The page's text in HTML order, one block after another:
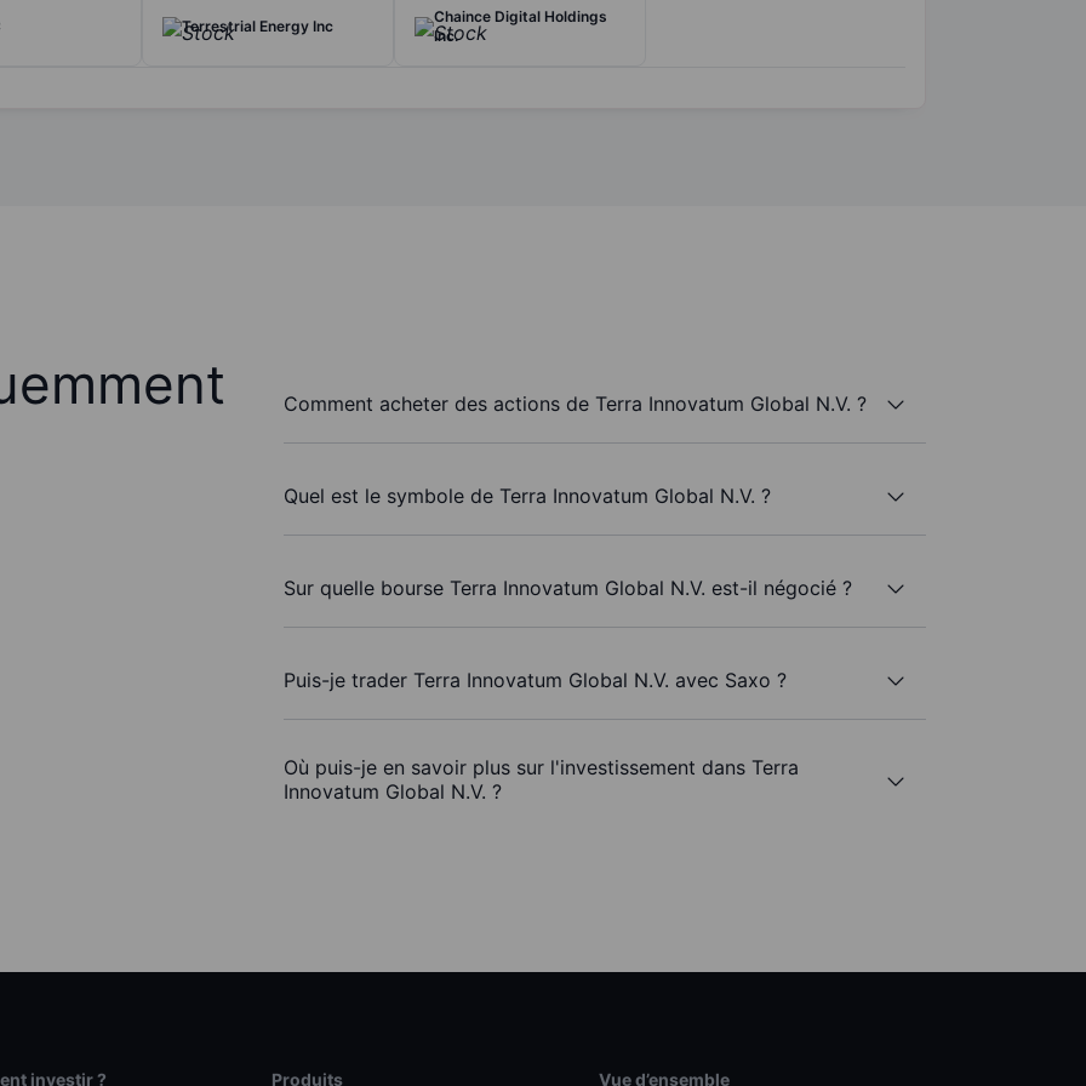
Terrestrial Energy Inc
Chaince Digital Holdings
Inc.
Comment acheter des actions de Terra Innovatum Global N.V. ?
Quel est le symbole de Terra Innovatum Global N.V. ?
Sur quelle bourse Terra Innovatum Global N.V. est-il négocié ?
Puis-je trader Terra Innovatum Global N.V. avec Saxo ?
Où puis-je en savoir plus sur l'investissement dans Terra
Innovatum Global N.V. ?
investir ? Produits Vue d’ensemble